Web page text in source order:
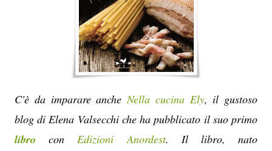
C'è da imparare ancheNella cucina Ely, il gustoso
blog di Elena Valsecchi che ha pubblicato il suo primo
libro conEdizioni Anordest. Il libro, nato